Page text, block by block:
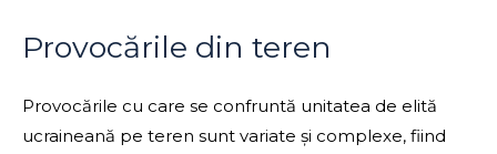
Provocările din teren
Provocările cu care se confruntă unitatea de elită
ucraineană pe teren sunt variate și complexe, fiind